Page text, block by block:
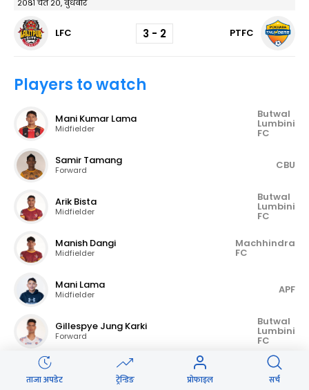
२०८१ चैत २०, बुधबार
LFC 3 - 2 PTFC
Players to watch
Mani Kumar Lama
Midfielder
Butwal
Lumbini
FC
Samir Tamang
Forward CBU
Arik Bista
Midfielder
Butwal
Lumbini
FC
Manish Dangi
Midfielder
Machhindra
FC
Mani Lama
Midfielder APF
Gillespye Jung Karki
Forward
Butwal
Lumbini
FC
Alijon Alijonov
Defender BBFC
ताजा अपडेट ट्रेन्डिङ प्रोफाइल सर्च